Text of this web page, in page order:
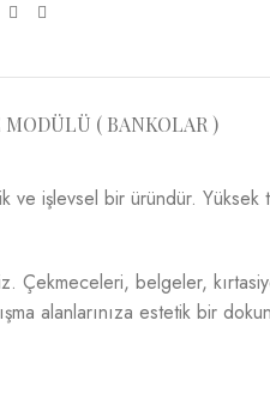
( BANKOLAR )
işlevsel bir üründür. Yüksek
Çekmeceleri, belgeler,
alanlarınıza estetik bir